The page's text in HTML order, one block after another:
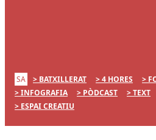
SA BATXILLERAT 4 HORES
INFOGRAFIA
PÒDCAST TEXT
ESPAI CREATIU